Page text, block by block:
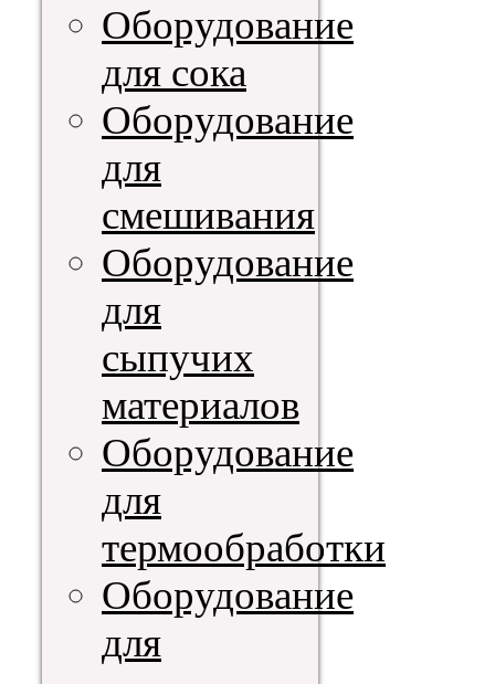
Оборудование
для сока
Оборудование
для
смешивания
Оборудование
для
сыпучих
материалов
Оборудование
для
термообработки
Оборудование
для